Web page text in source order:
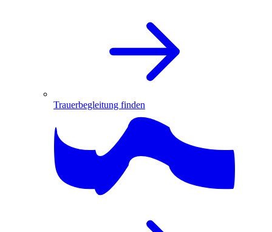
Trauerbegleitung finden